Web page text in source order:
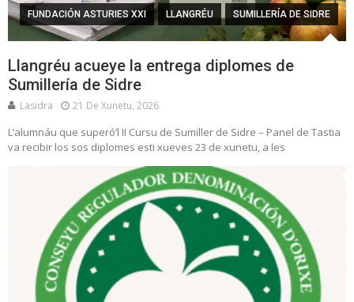
FUNDACIÓN ASTURIES XXI LLANGRÉU SUMILLERÍA DE SIDRE
Llangréu acueye la entrega diplomes de
Sumillería de Sidre
Lasidra 21 De Xunetu, 2026
L’alumnáu que superó’l II Cursu de Sumiller de Sidre – Panel de Tastia
va recibir los sos diplomes esti xueves 23 de xunetu, a les